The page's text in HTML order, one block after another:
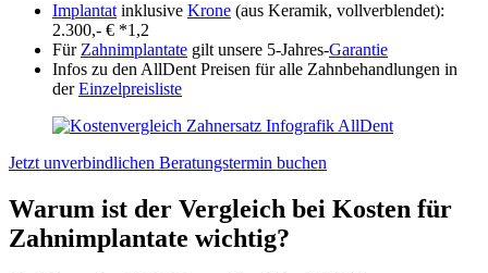
Implantat inklusive Krone (aus Keramik, vollverblendet):
2.300,- € *1,2
Für Zahnimplantate gilt unsere 5-Jahres-Garantie
Infos zu den AllDent Preisen für alle Zahnbehandlungen in
derEinzelpreisliste
Jetzt unverbindlichen Beratungstermin buchen
Warum ist der Vergleich bei Kosten für
Zahnimplantate wichtig?